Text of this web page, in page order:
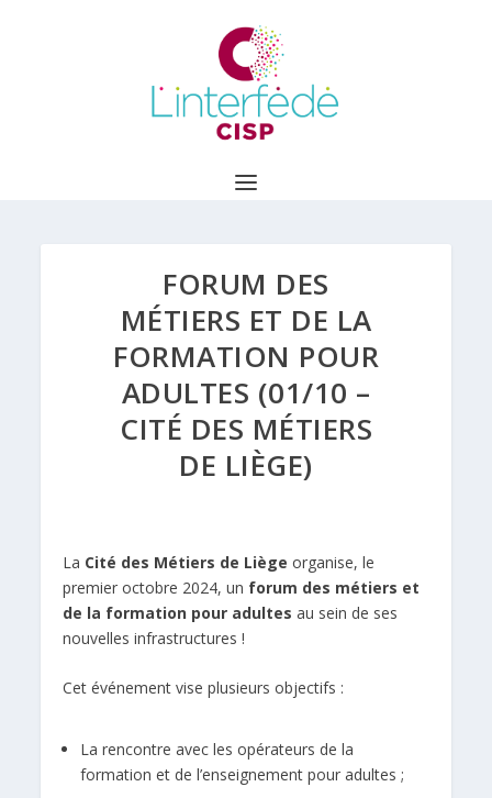
FORUM DES
MÉTIERS ET DE LA
FORMATION POUR
ADULTES (01/10 –
CITÉ DES MÉTIERS
DE LIÈGE)
La Cité des Métiers de Liège organise, le
premier octobre 2024, un forum des métiers et
de la formation pour adultes au sein de ses
nouvelles infrastructures !
Cet événement vise plusieurs objectifs :
La rencontre avec les opérateurs de la
formation et de l’enseignement pour adultes ;